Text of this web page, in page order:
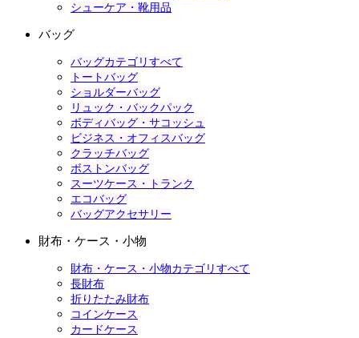
シューケア・靴用品
バッグ
バッグカテゴリすべて
トートバッグ
ショルダーバッグ
リュック・バックパック
ボディバッグ・サコッシュ
ビジネス・オフィスバッグ
クラッチバッグ
ボストンバッグ
スーツケース・トランク
エコバッグ
バッグアクセサリー
財布・ケース・小物
財布・ケース・小物カテゴリすべて
長財布
折りたたみ財布
コインケース
カードケース